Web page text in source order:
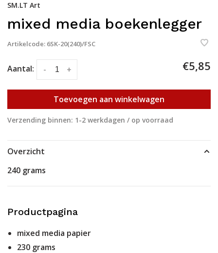
SM.LT Art
mixed media boekenlegger
Artikelcode: 6SK-20(240)/FSC
Aantal: +
- €5,85
Toevoegen aan winkelwagen
Verzending binnen: 1-2 werkdagen / op voorraad
Overzicht
240 grams
Productpagina
mixed media papier
230 grams